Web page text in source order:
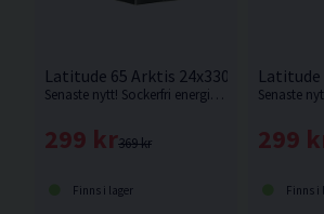
Latitude 65 Arktis 24x330ml
Senaste nytt! Sockerfri energidryck med smak av granatäpple.
369 kr
299 kr
Finns i lager
299
Finns i